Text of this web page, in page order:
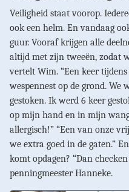
Veiligheid staat voorop.
ook een helm. En vandaag
guur. Vooraf krijgen alle
altijd met zijn tweeën, zodat
vertelt Wim. “Een keer
wespennest op de grond. We
gestoken. Ik werd 6 keer
op mijn hand en in mijn
allergisch!” “Een van onze
we extra goed in de gaten.”
komt opdagen? “Dan
penningmeester Hanneke.